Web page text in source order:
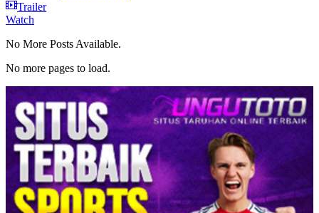
Trailer
Watch
No More Posts Available.
No more pages to load.